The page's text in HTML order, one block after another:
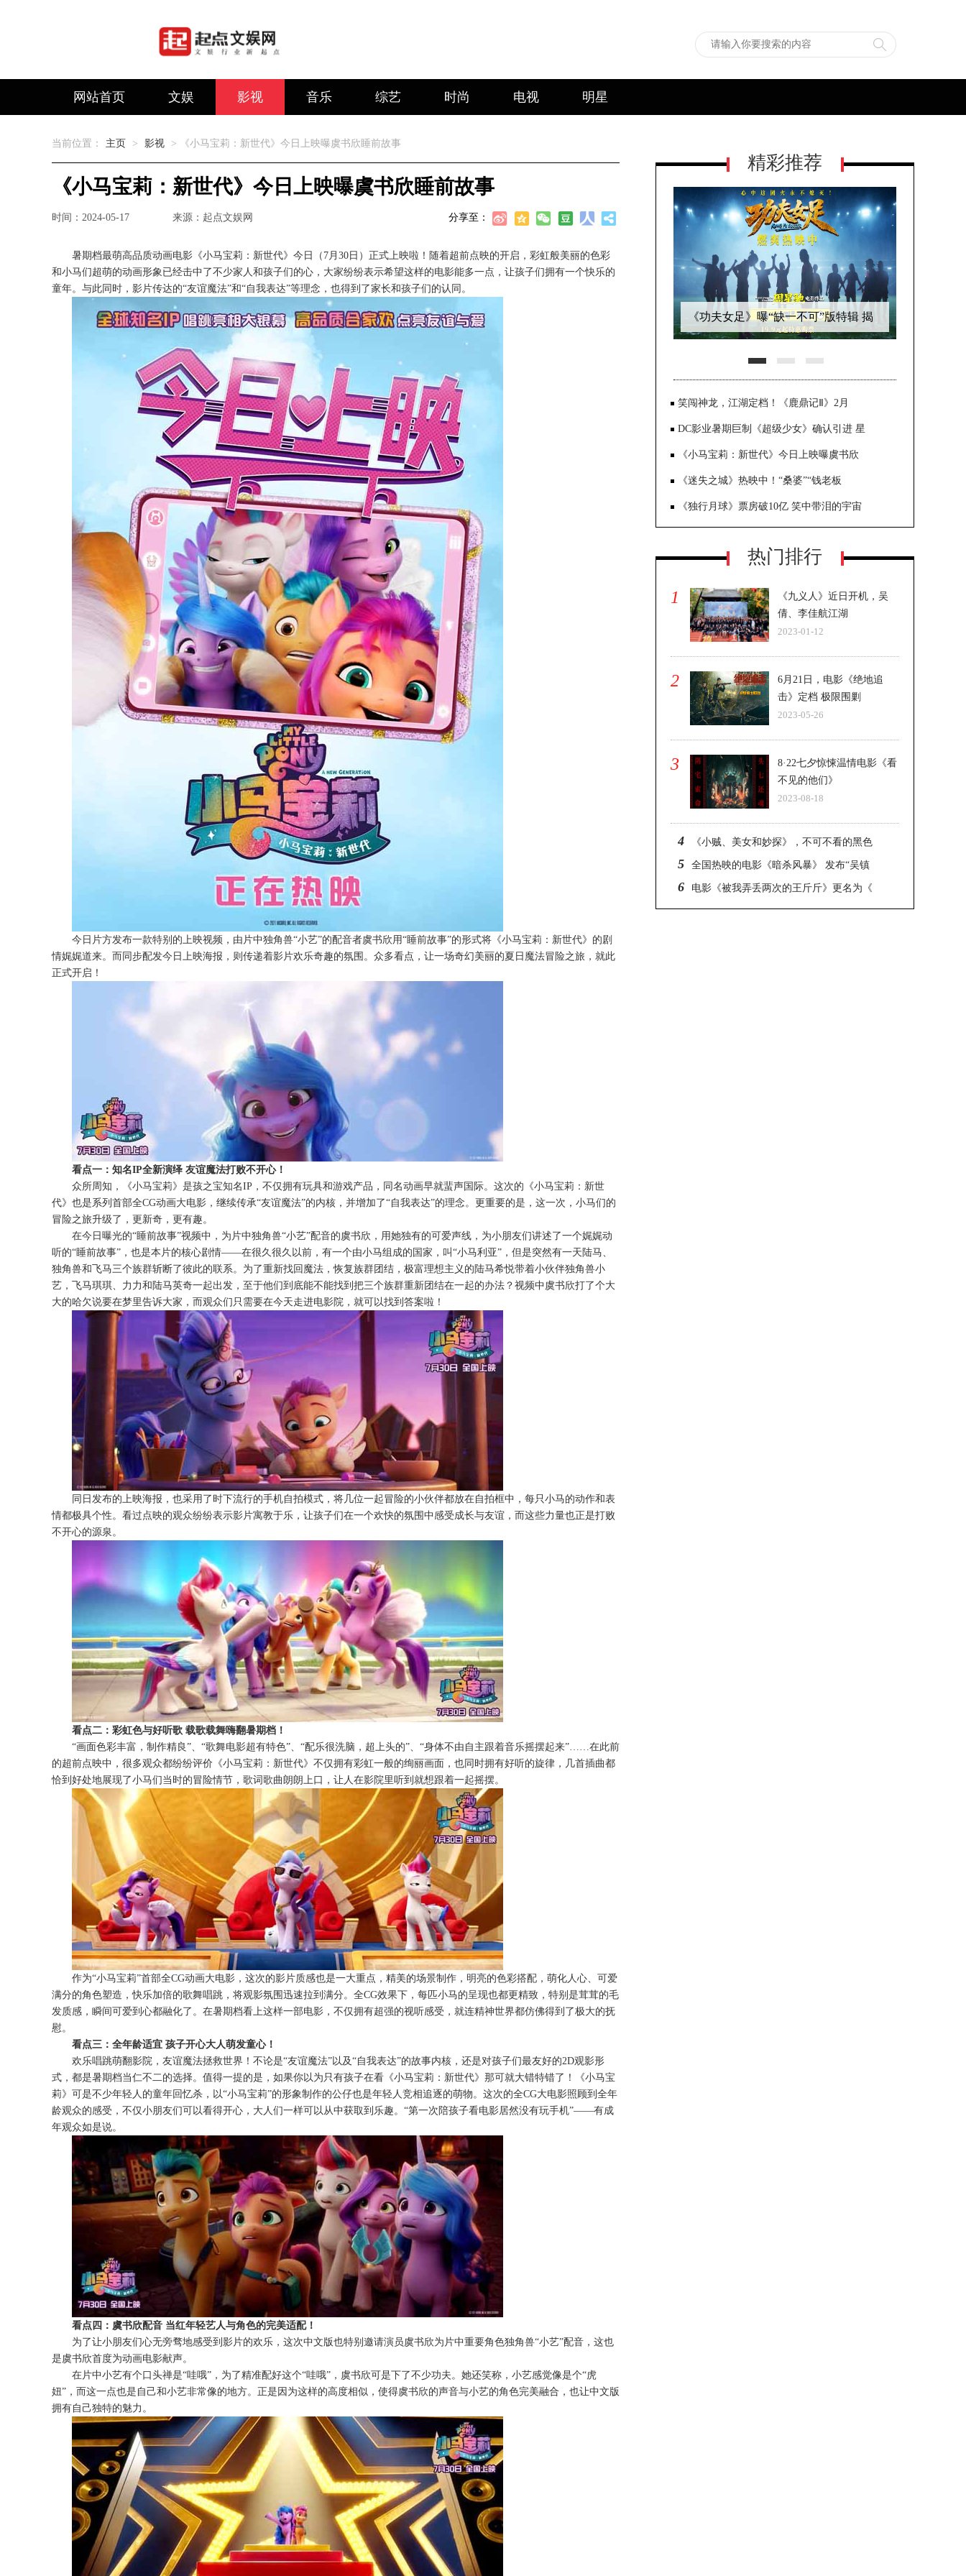
网站首页 文娱 影视 音乐 综艺 时尚 电视 明星
当前位置： 主页 > 影视 > 《小马宝莉：新世代》今日上映曝虞书欣睡前故事
《小马宝莉：新世代》今日上映曝虞书欣睡前故事
时间：2024-05-17 来源：起点文娱网 分享至：
暑期档最萌高品质动画电影《小马宝莉：新世代》今日（ 7月30日）正式上映啦！随着超前点映的开启，彩虹般美丽的色彩
和小马们超萌的动画形象已经击中了不少家人和孩子们的心，大家纷纷表示希望这样的电影能多一点，让孩子们拥有一个快乐的
童年。与此同时，影片传达的“友谊魔法”和“自我表达”等理念，也得到了家长和孩子们的认同。
今日片方发布一款特别的上映视频 ，由片中独角兽“小艺”的配音者虞书欣用“睡前故事”的形式将《小马宝莉：新世代》的剧
情娓娓道来。而同步配发今日上映海报，则传递着影片欢乐奇趣的氛围。众多看点，让一场奇幻美丽的夏日魔法冒险之旅，就此
正式开启！
看点一：知名IP全新演绎 友谊魔法打败不开心！
众所周知，《小马宝莉》是孩之宝知名IP，不仅拥有玩具和游戏产品，同名动画早就蜚声国际。这次的《小马宝莉：新世
代》也是系列 首部全CG动画大电影， 继续传承“友谊魔法”的内核，并增加了“自我表达”的理念。更重要的是，这一次，小马们的
冒险之旅升级了，更新奇，更有趣。
在今日曝光的“睡前故事”视频中，为片中独角兽“小艺”配音的虞书欣，用她独有的可爱声线，为小朋友们讲述了一个娓娓动
听的“睡前故事”，也是本片的核心剧情——在很久很久以前，有一个由小马组成的国家，叫“小马利亚”，但是突然有一天陆马、
独角兽和飞马三个族群斩断了彼此的联系。为了重新找回魔法，恢复族群团结，极富理想主义的陆马希悦带着小伙伴独角兽小
艺，飞马琪琪、力力和陆马英奇一起出发，至于他们到底能不能找到把三个族群重新团结在一起的办法？视频中虞书欣打了个大
大的哈欠说要在梦里告诉大家，而观众们只需要在今天走进电影院，就可以找到答案啦！
同日发布的上映海报，也采用了时下流行的手机自拍模式，将几位一起冒险的小伙伴都放在自拍框中，每只小马的动作和表
情都极具个性。看过点映的观众纷纷表示影片寓教于乐，让孩子们在一个欢快的氛围中感受成长与友谊，而这些力量也正是打败
不开心的源泉。
看点二：彩虹色与好听歌 载歌载舞嗨翻暑期档！
“画面色彩丰富，制作精良”、“歌舞电影超有特色”、“配乐很洗脑，超上头的”、“身体不由自主跟着音乐摇摆起来”……在此前
的超前点映中，很多观众都纷纷评价《小马宝莉：新世代》不仅拥有彩虹一般的绚丽画面，也同时拥有好听的旋律，几首插曲都
恰到好处地展现了小马们当时的冒险情节，歌词歌曲朗朗上口，让人在影院里听到就想跟着一起摇摆。
作为“小马宝莉”首部全CG动画大电影，这次的影片质感也是一大重点 ，精美的场景制作，明亮的色彩搭配，萌化人心、可爱
满分的角色塑造，快乐加倍的歌舞唱跳，将观影氛围迅速拉到满分。全CG效果下，每匹小马的呈现也都更精致，特别是茸茸的毛
发质感，瞬间可爱到心都融化了。在暑期档看上这样一部电影，不仅拥有超强的视听感受，就连精神世界都仿佛得到了极大的抚
慰。
看点三：全年龄适宜 孩子开心大人萌发童心！
欢乐唱跳萌翻影院，友谊魔法拯救世界！ 不论是“友谊魔法”以及“自我表达”的故事内核，还是对孩子们最友好的2D观影形
式，都是暑期档当仁不二的选择。值得一提的是，如果你以为只有孩子在看《小马宝莉：新世代》那可就大错特错了！《小马宝
莉》可是不少年轻人的童年回忆杀，以“小马宝莉”的形象制作的公仔也是年轻人竞相追逐的萌物。这次的全CG大电影照顾到全年
龄观众的感受，不仅小朋友们可以看得开心，大人们一样可以从中获取到乐趣。“第一次陪孩子看电影居然没有玩手机”——有成
年观众如是说。
看点四：虞书欣配音 当红年轻艺人与角色的完美适配！
为了让小朋友们心无旁骛地感受到影片的欢乐，这次中文版也特别邀请演员虞书欣为片中重要角色独角兽“小艺”配音， 这也
是虞书欣首度为动画电影献声。
在片中小艺有个口头禅是“哇哦”，为了精准配好这个“哇哦”，虞书欣可是下了不少功夫。她还笑称，小艺感觉像是个“虎
妞”，而这一点也是自己和小艺非常像的地方。正是因为这样的高度相似，使得虞书欣的声音与小艺的角色完美融合，也让中文版
拥有自己独特的魅力。
精彩推荐
第38届大众电影百花奖开幕影片揭
笑闯神龙，江湖定档！《鹿鼎记Ⅱ》2月
DC影业暑期巨制《超级少女》确认引进 星
《小马宝莉：新世代》今日上映曝虞书欣
《迷失之城》热映中！“桑婆”“钱老板
《独行月球》票房破10亿 笑中带泪的宇宙
热门排行
1
《九义人》近日开机，吴
倩、李佳航江湖
2023-01-12
2
6月21日，电影《绝地追
击》定档 极限围剿
2023-05-26
3
8·22七夕惊悚温情电影《看
不见的他们》
2023-08-18
4 《小贼、美女和妙探》，不可不看的黑色
5 全国热映的电影《暗杀风暴》 发布“吴镇
6 电影《被我弄丢两次的王斤斤》更名为《